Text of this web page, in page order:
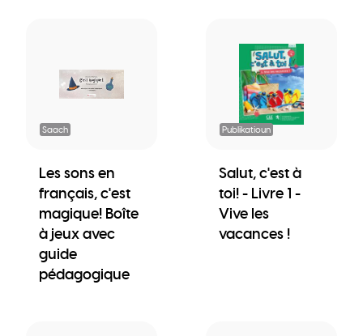
Saach
Les sons en
français, c'est
magique! Boîte
à jeux avec
guide
pédagogique
Publikatioun
Salut, c'est à
toi! - Livre 1 -
Vive les
vacances !